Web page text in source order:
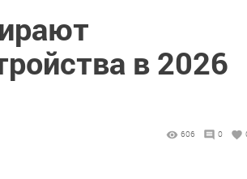
в 2026
606 0